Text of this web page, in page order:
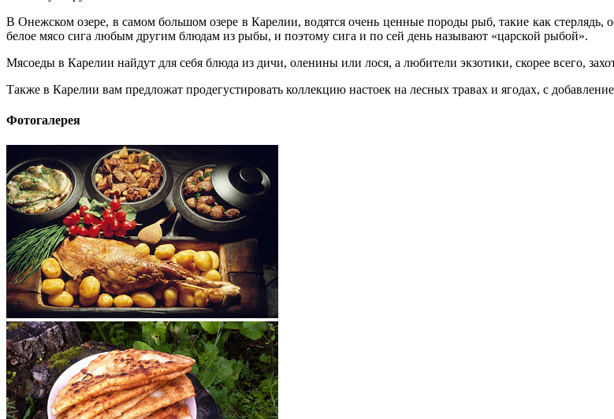
В Онежском озере, в самом большом озере в Карелии, водятся очень ценные породы рыб, такие как стерлядь,
белое мясо сига любым другим блюдам из рыбы, и поэтому сига и по сей день называют «царской рыбой».
Мясоеды в Карелии найдут для себя блюда из дичи, оленины или лося, а любители экзотики, скорее всего,
Также в Карелии вам предложат продегустировать коллекцию настоек на лесных травах и ягодах, с
Фотогалерея